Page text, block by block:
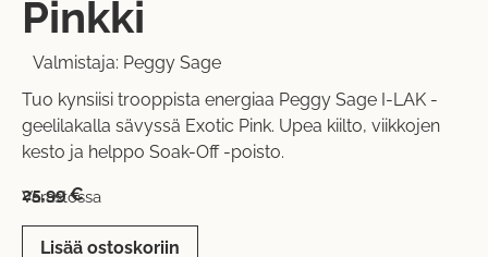
Pinkki
Valmistaja: Peggy Sage
Tuo kynsiisi trooppista energiaa Peggy Sage I-LAK -
geelilakalla sävyssä Exotic Pink. Upea kiilto, viikkojen
kesto ja helppo Soak-Off -poisto.
25,99€
Varastossa
Lisää ostoskoriin